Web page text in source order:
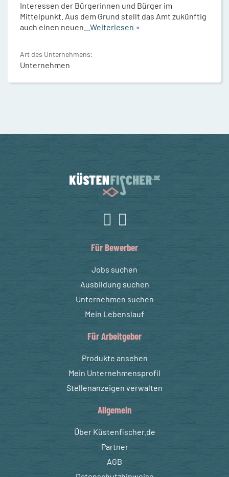
Interessen der Bürgerinnen und Bürger im
Mittelpunkt. Aus dem Grund stellt das Amt zukünftig
auch einen neuen
Weiterlesen »
Art des Unternehmens:
Unternehmen
Für Bewerber
Jobs suchen
Ausbildung suchen
Unternehmen suchen
Mein Lebenslauf
Für Arbeitgeber
Produkte ansehen
Mein Unternehmensprofil
Stellenanzeigen verwalten
Allgemein
Über Küstenfischer.de
Partner
AGB